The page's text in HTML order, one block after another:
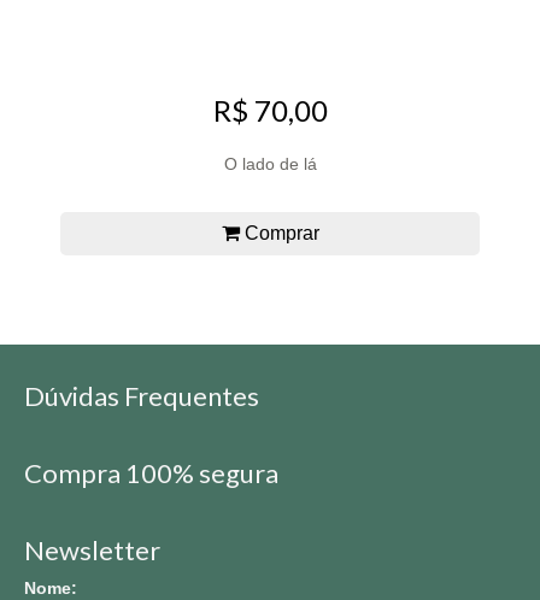
R$ 70,00
O lado de lá
Comprar
Dúvidas Frequentes
Compra 100% segura
Newsletter
Nome: